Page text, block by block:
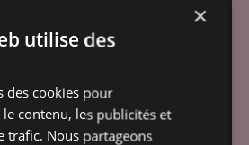
exigence et
nous réfléchir, agir,
chanter... Bref, venez
qu’on veut vraiment !
×
utilise des
des cookies pour
contenu, les publicités et
trafic. Nous partageons